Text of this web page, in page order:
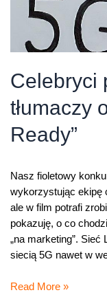
Celebryci
tłumaczy
Ready”
Nasz fioletowy
wykorzystując ekipę
ale w film potrafi
pokazuję, o co
„na marketing”.
siecią 5G nawet w
Celebryci
Read More »